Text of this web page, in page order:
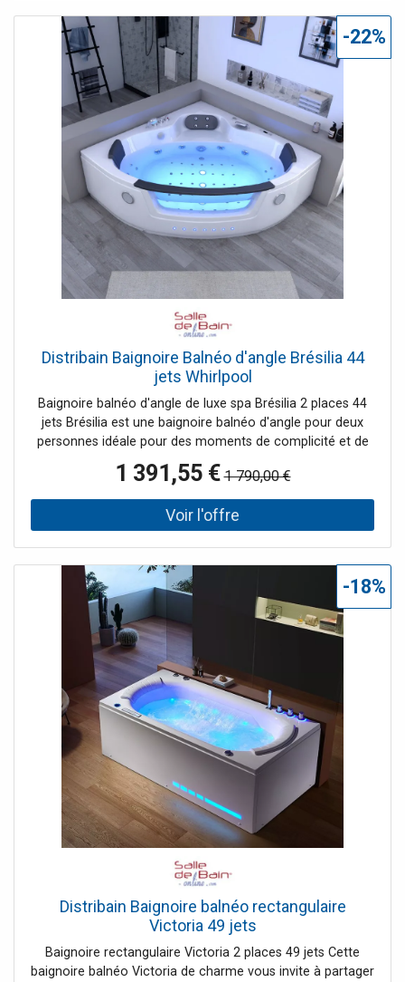
bienfaisantes de la chromothérapie complètent cet
instant paisible en tandem. Le + : Une version côté gauche
pour s'adapter à vos envies, la sortie et la barre d'appui
sont à votre gauche, panneau de contrôle et robinetterie
à droite.
Distribain Baignoire Balnéo d'angle Brésilia 44
jets Whirlpool
Baignoire balnéo d'angle de luxe spa Brésilia 2 places 44
jets Brésilia est une baignoire balnéo d'angle pour deux
personnes idéale pour des moments de complicité et de
détente. Vous disposez de nombreux jets de massage, de
la chromothérapie et d'une cascade d'eau pour un bien-
être total. Le + : Brésilia dispose d'une place assise en
angle avec dossier confort percé, et jets hydromassants.
1 391,55 € 1 790,00 €
-22%
Distribain Baignoire balnéo rectangulaire
Victoria 49 jets
Baignoire rectangulaire Victoria 2 places 49 jets Cette
baignoire balnéo Victoria de charme vous invite à partager
-18%